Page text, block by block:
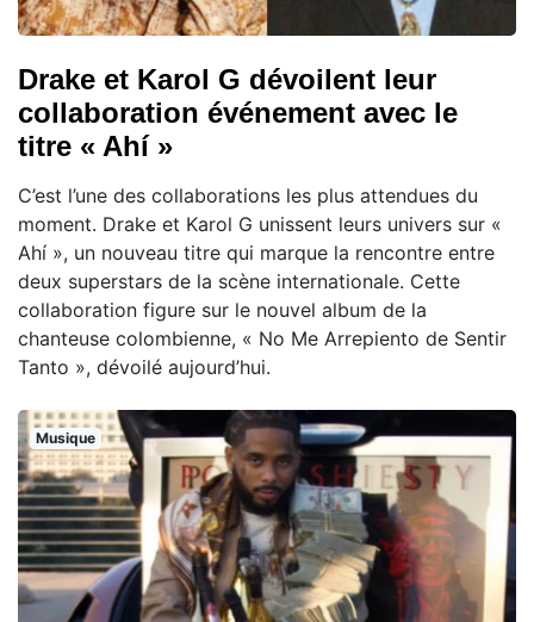
Drake et Karol G dévoilent leur
collaboration événement avec le
titre « Ahí »
C’est l’une des collaborations les plus attendues du
moment. Drake et Karol G unissent leurs univers sur «
Ahí », un nouveau titre qui marque la rencontre entre
deux superstars de la scène internationale. Cette
collaboration figure sur le nouvel album de la
chanteuse colombienne, « No Me Arrepiento de Sentir
Tanto », dévoilé aujourd’hui.
Musique